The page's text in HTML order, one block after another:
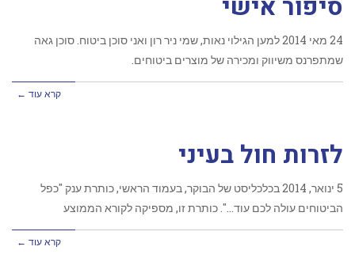
סיפור אישי
‏24 מאי 2014 למען הגילוי נאות, שמי ניר רון ואני סוכן ביטוח. סוכן גאה
שמתפרנס משיווק ומכירה של מוצרים ביטוחים.
קרא עוד ←
לזרות חול בעיני
‏5 ינואר, 2014 בכלכליסט של הבוקר, בעמוד הראשי, כותרת ענק "כפל
הביטוחים עולה לכם עוד…". כותרת זו, מספיקה לקורא הממוצע
קרא עוד ←